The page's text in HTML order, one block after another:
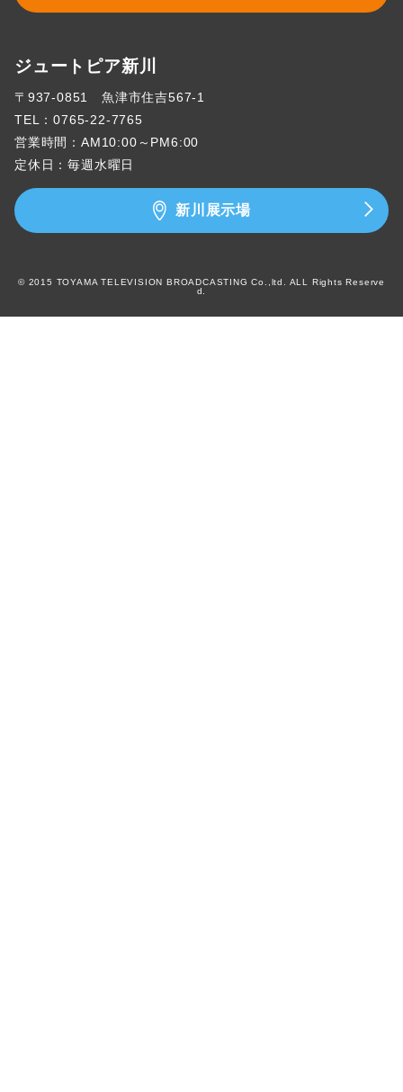
ジュートピア新川
〒937-0851 魚津市住吉567-1
TEL：0765-22-7765
営業時間：AM10:00～PM6:00
定休日：毎週水曜日
新川展示場
© 2015 TOYAMA TELEVISION BROADCASTING Co.,ltd. ALL Rights Reserve
d.